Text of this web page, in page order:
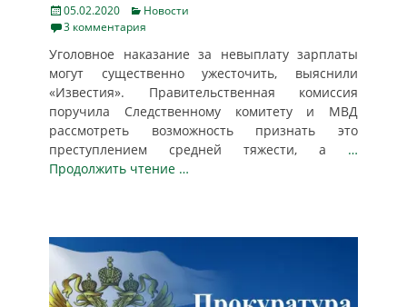
Posted
on
05.02.2020 Categories
Новости
3 комментария
Уголовное наказание за невыплату зарплаты
могут существенно ужесточить, выяснили
«Известия». Правительственная комиссия
поручила Следственному комитету и МВД
рассмотреть возможность признать это
преступлением средней тяжести, а …
Продолжить чтение …